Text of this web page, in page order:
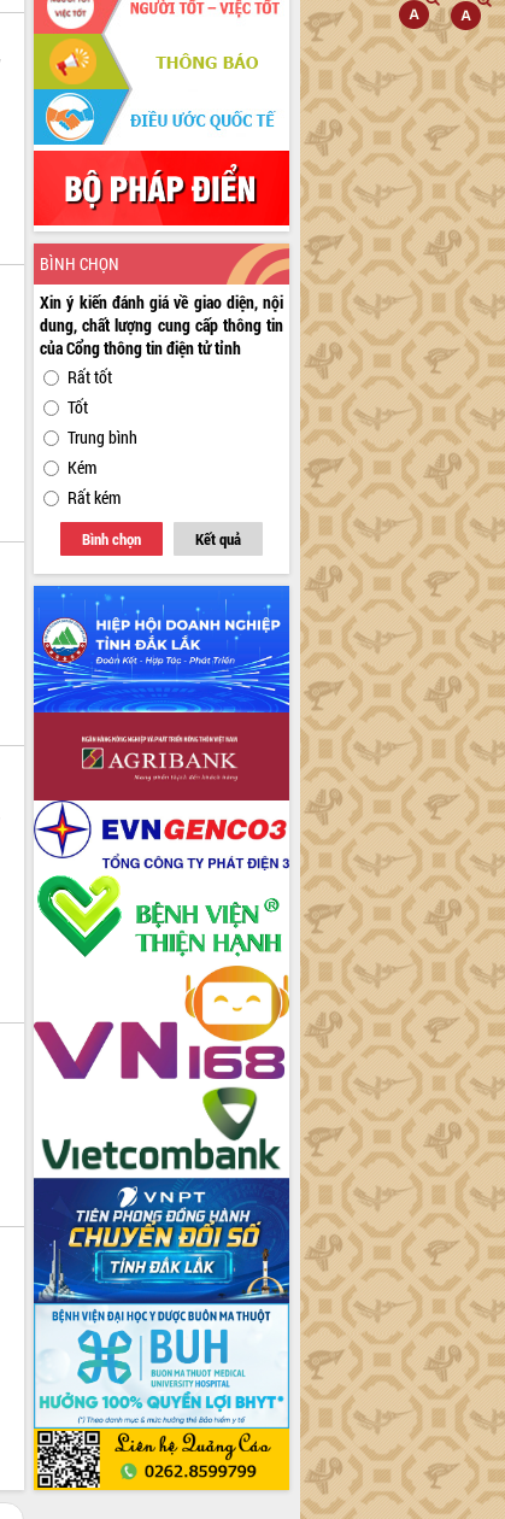
BÌNH CHỌN
Xin ý kiến đánh giá về giao diện, nội
dung, chất lượng cung cấp thông tin
của Cổng thông tin điện tử tỉnh
Rất tốt
Tốt
Trung bình
Kém
Rất kém
Bình chọn Kết quả